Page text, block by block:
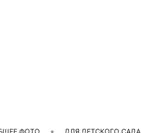
ФОТО ДЛЯ ДЕТСКОГО САДА